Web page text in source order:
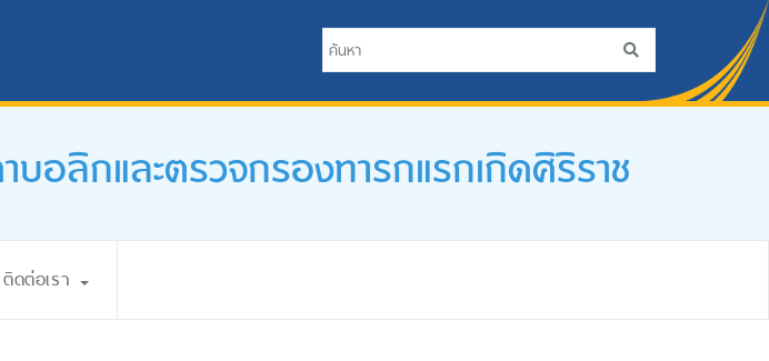
อลิกและตรวจกรองทารกแรกเกิดศิริราช
ติดต่อเรา